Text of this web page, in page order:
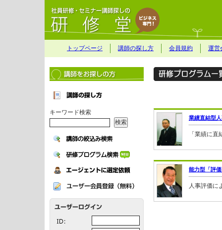
トップページ 講師の探し方 会員規約 運営
キーワード検索
業績直結型
「業績に
能力型「評
人事評価に